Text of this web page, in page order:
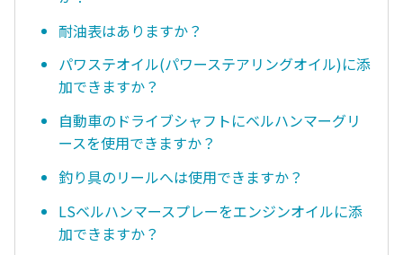
耐油表はありますか？
パワステオイル(パワーステアリングオイル)に添
加できますか？
自動車のドライブシャフトにベルハンマーグリ
ースを使用できますか？
釣り具のリールへは使用できますか？
LSベルハンマースプレーをエンジンオイルに添
加できますか？